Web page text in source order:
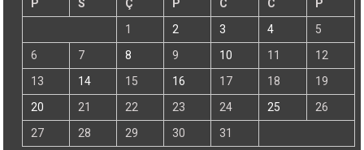
P
S Ç P C C
P
1
2 3 4
5
6
7 8 9 10 11
12
13
14 15 16 17 18
19
20
21 22 23 24 25
26
27
28 29 30 31